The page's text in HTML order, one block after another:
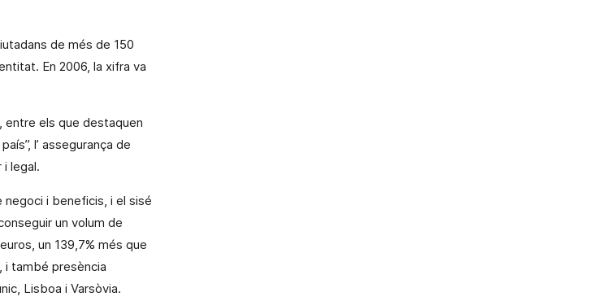
de més de 150
En 2006, la xifra va
entre els que destaquen
l’ assegurança de
i legal.
negoci i beneficis, i el sisé
un volum de
un 139,7% més que
i també presència
Lisboa i Varsòvia.